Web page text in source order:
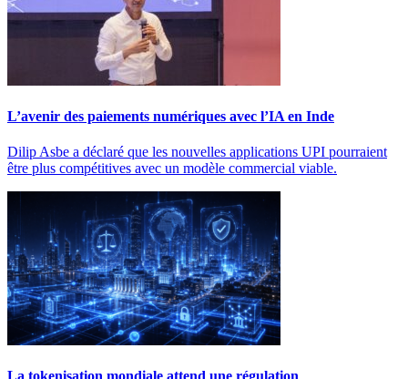
L’avenir des paiements numériques avec l’IA en Inde
Dilip Asbe a déclaré que les nouvelles applications UPI pourraient
être plus compétitives avec un modèle commercial viable.